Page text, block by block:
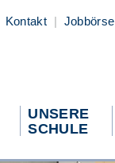
Kontakt | Jobbörse
UNSERE
SCHULE